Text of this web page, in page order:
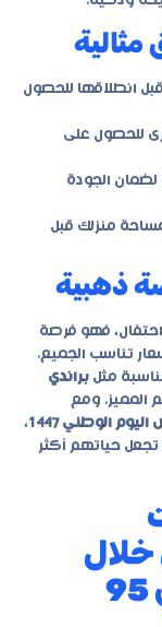
قبل انطلاقها للحصول
للحصول على
لضمان الجودة
منزلك قبل
ذهبية
فهو فرصة
تناسب الجميع.
مثل براندي
المميز. ومع
الوطني 1447
،
تجعل حياتهم أكثر